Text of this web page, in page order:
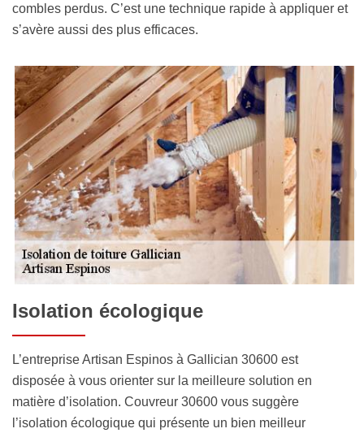
combles perdus. C’est une technique rapide à appliquer et
s’avère aussi des plus efficaces.
Isolation écologique
L’entreprise Artisan Espinos à Gallician 30600 est
disposée à vous orienter sur la meilleure solution en
matière d’isolation. Couvreur 30600 vous suggère
l’isolation écologique qui présente un bien meilleur